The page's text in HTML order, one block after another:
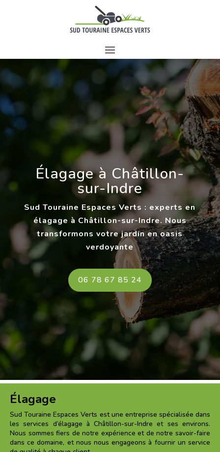
Élagage à Châtillon-
sur-Indre
Sud Touraine Espaces Verts : experts en
élagage à Châtillon-sur-Indre. Nous
transformons votre jardin en oasis
verdoyante
06 78 67 85 24
Élagage
Sud Touraine Espaces Verts est une entreprise spécialisée dans
les services d’élagage àChâtillon-sur-Indreet ses environs.
Nous sommes fiers de notre expérience et de notre savoir-faire
dans ce domaine, et nous nous engageons à fournir un service